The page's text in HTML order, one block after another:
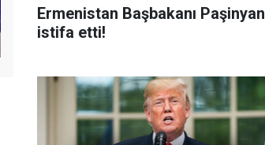
Ermenistan Başbakanı Paşinyan
istifa etti!